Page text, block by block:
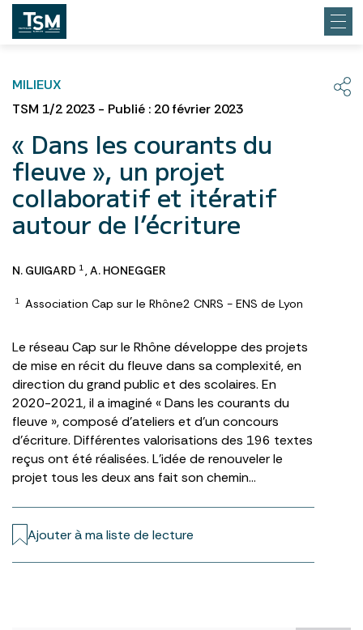
MILIEUX
TSM 1/2 2023 - Publié : 20 février 2023
« Dans les courants du
fleuve », un projet
collaboratif et itératif
autour de l’écriture
N. GUIGARD 1 ,A. HONEGGER
1 Association Cap sur le Rhône2 CNRS - ENS de Lyon
Le réseau Cap sur le Rhône développe des projets
de mise en récit du fleuve dans sa complexité, en
direction du grand public et des scolaires. En
2020-2021, il a imaginé « Dans les courants du
fleuve », composé d’ateliers et d’un concours
d’écriture. Différentes valorisations des 196 textes
reçus ont été réalisées. L’idée de renouveler le
projet tous les deux ans fait son chemin…
Ajouter à ma liste de lecture